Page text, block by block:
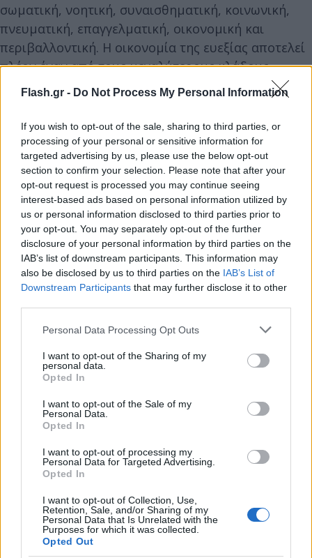
Flash.gr - Do Not Process My Personal Information
If you wish to opt-out of the sale, sharing to third parties, or
processing of your personal or sensitive information for
targeted advertising by us, please use the below opt-out
section to confirm your selection. Please note that after your
opt-out request is processed you may continue seeing
interest-based ads based on personal information utilized by
us or personal information disclosed to third parties prior to
your opt-out. You may separately opt-out of the further
disclosure of your personal information by third parties on the
IAB’s list of downstream participants. This information may
also be disclosed by us to third parties on the IAB’s List of
Downstream Participants that may further disclose it to other
Please note that this website/app uses one or more Google
not limited to your visit or usage behaviour. You may click to
grant or deny consent to Google and its third-party tags to
use your data for below specified purposes in below Google
consent section.
Personal Data Processing Opt Outs
I want to opt-out of the Sharing of my
personal data.
Opted In
I want to opt-out of the Sale of my
Personal Data.
Opted In
I want to opt-out of processing my
Personal Data for Targeted Advertising.
Opted In
I want to opt-out of Collection, Use,
Retention, Sale, and/or Sharing of my
Personal Data that Is Unrelated with the
Purposes for which it was collected.
Opted Out
σωματική, νοητική, συναισθηματική, κοινωνική,
πνευματική, επαγγελματική, οικονομική και
περιβαλλοντική. Η οικονομία της ευεξίας αποτελεί
πλέον έναν από τους μεγαλύτερους κλάδους
παγκοσμίως. Έχει φτάσει τα 7 τρισεκατομμύρια
δολάρια και εκτιμάται ότι θα αγγίξει τα 10
τρισεκατομμύρια έως το 2029, ξεπερνώντας ήδη
κλάδους όπως η πληροφορική και η
φαρμακοβιομηχανία. Περιλαμβάνει επιμέρους
τομείς όπως η προσωπική φροντίδα και ομορφιά, η
υγιεινή διατροφή, η φυσική δραστηριότητα, ο
τουρισμός ευεξίας και η ψυχική υγεία.